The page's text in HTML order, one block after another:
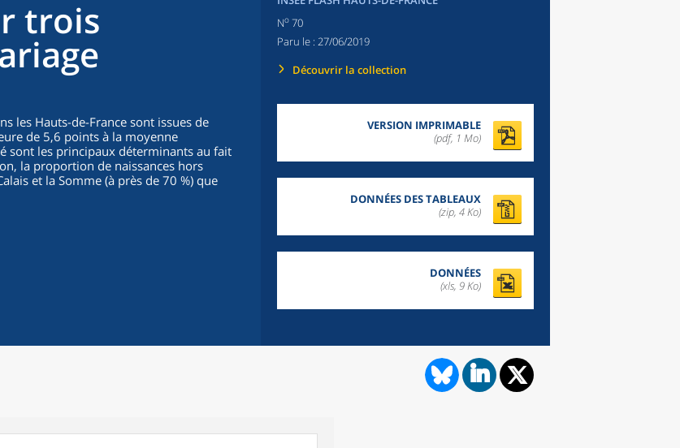
trois
les Hauts-de-France sont issues de
de 5,6 points à la moyenne
sont les principaux déterminants au fait
la proportion de naissances hors
et la Somme (à près de 70 %) que
No 70
Paru le : 27/06/2019
Découvrir la collection
VERSION IMPRIMABLE
(pdf, 1 Mo)
DONNÉES DES TABLEAUX
(zip, 4 Ko)
DONNÉES
(xls, 9 Ko)